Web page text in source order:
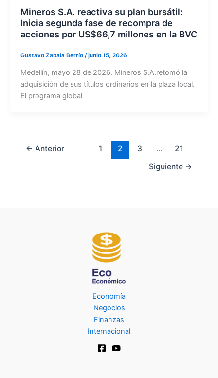
Mineros S.A. reactiva su plan bursátil:
Inicia segunda fase de recompra de
acciones por US$66,7 millones en la BVC
Gustavo Zabala Berrío /junio 15, 2026
Medellín, mayo 28 de 2026. Mineros S.A.retomó la
adquisición de sus títulos ordinarios en la plaza local.
El programa global
← Anterior 1 2 3 …
21
Siguiente →
Economía
Negocios
Finanzas
Internacional